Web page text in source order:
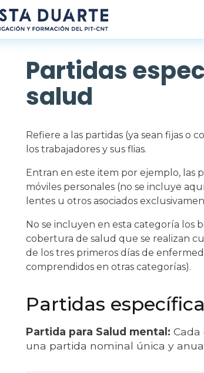
Partidas
salud
Refiere a las partidas (ya sean fijas o
los trabajadores y sus flias.
Entran en este item por ejemplo, las
móviles personales (no se incluye
lentes u otros asociados
No se incluyen en esta categoría los
cobertura de salud que se realizan
de los tres primeros días de
comprendidos en otras categorías).
Partidas
Partida para Salud mental: Cada
una partida nominal única y